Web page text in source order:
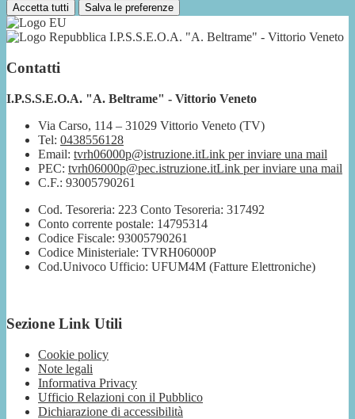
Accetta tutti Salva le preferenze
I.P.S.S.E.O.A. "A. Beltrame" - Vittorio Veneto
Contatti
I.P.S.S.E.O.A. "A. Beltrame" - Vittorio Veneto
Via Carso, 114 – 31029 Vittorio Veneto (TV)
Tel: 0438556128
Email: tvrh06000p@istruzione.itLink per inviare una mail
PEC: tvrh06000p@pec.istruzione.itLink per inviare una mail
C.F.: 93005790261
Cod. Tesoreria: 223 Conto Tesoreria: 317492
Conto corrente postale: 14795314
Codice Fiscale: 93005790261
Codice Ministeriale: TVRH06000P
Cod.Univoco Ufficio: UFUM4M (Fatture Elettroniche)
Sezione Link Utili
Cookie policy
Note legali
Informativa Privacy
Ufficio Relazioni con il Pubblico
Dichiarazione di accessibilità